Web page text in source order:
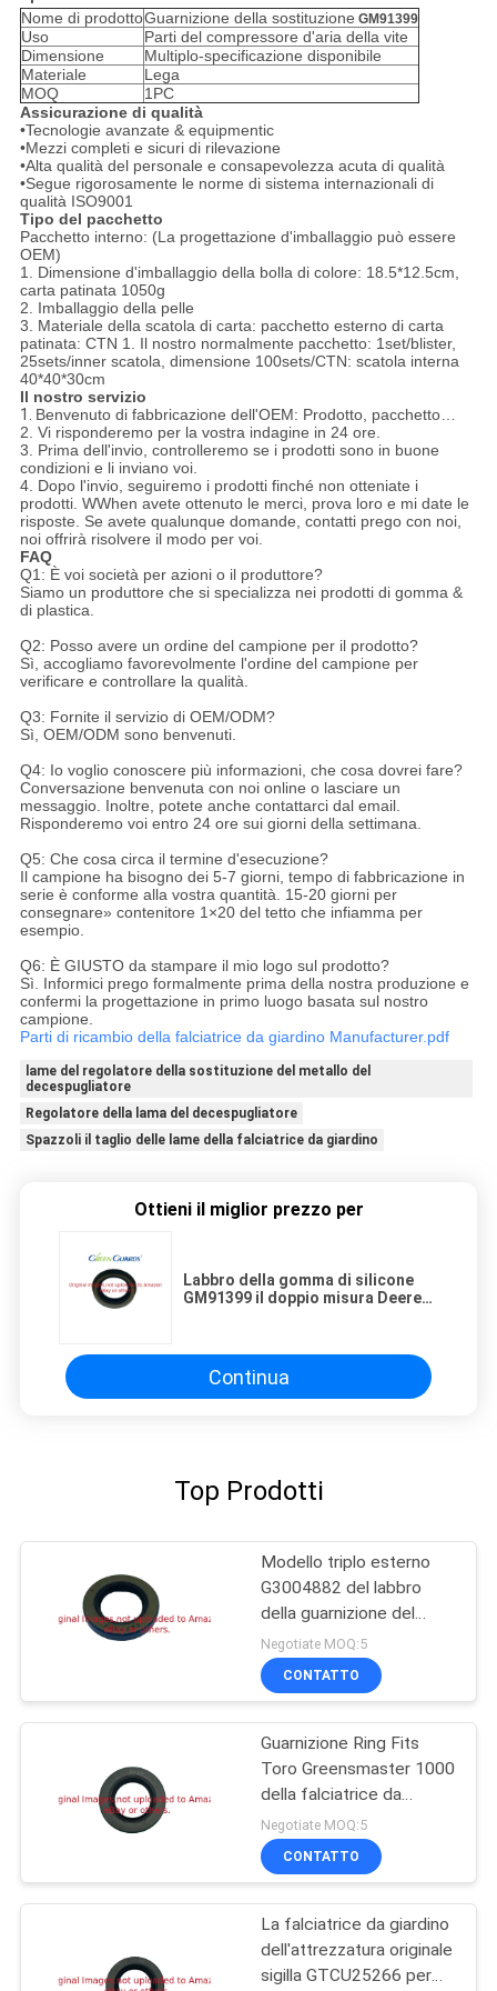
Nome di prodottoGuarnizione della sostituzione GM91399
Uso
Parti del compressore d'aria della vite
Dimensione
Multiplo-specificazione disponibile
Materiale
Lega
MOQ
1PC
Assicurazione di qualità
•Tecnologie avanzate & equipmentic
•Mezzi completi e sicuri di rilevazione
•Alta qualità del personale e consapevolezza acuta di qualità
•Segue rigorosamente le norme di sistema internazionali di
qualità ISO9001
Tipo del pacchetto
Pacchetto interno: (La progettazione d'imballaggio può essere
OEM)
1. Dimensione d'imballaggio della bolla di colore: 18.5*12.5cm,
carta patinata 1050g
2. Imballaggio della pelle
3. Materiale della scatola di carta: pacchetto esterno di carta
patinata: CTN 1. Il nostro normalmente pacchetto: 1set/blister,
25sets/inner scatola, dimensione 100sets/CTN: scatola interna
40*40*30cm
Il nostro servizio
1. Benvenuto di fabbricazione dell'OEM: Prodotto, pacchetto…
2. Vi risponderemo per la vostra indagine in 24 ore.
3. Prima dell'invio, controlleremo se i prodotti sono in buone
condizioni e li inviano voi.
4. Dopo l'invio, seguiremo i prodotti finché non otteniate i
prodotti. WWhen avete ottenuto le merci, prova loro e mi date le
risposte. Se avete qualunque domande, contatti prego con noi,
noi offrirà risolvere il modo per voi.
FAQ
Q1: È voi società per azioni o il produttore?
Siamo un produttore che si specializza nei prodotti di gomma &
di plastica.
Q2: Posso avere un ordine del campione per il prodotto?
Sì, accogliamo favorevolmente l'ordine del campione per
verificare e controllare la qualità.
Q3: Fornite il servizio di OEM/ODM?
Sì, OEM/ODM sono benvenuti.
Q4: Io voglio conoscere più informazioni, che cosa dovrei fare?
Conversazione benvenuta con noi online o lasciare un
messaggio. Inoltre, potete anche contattarci dal email.
Risponderemo voi entro 24 ore sui giorni della settimana.
Q5: Che cosa circa il termine d'esecuzione?
Il campione ha bisogno dei 5-7 giorni, tempo di fabbricazione in
serie è conforme alla vostra quantità. 15-20 giorni per
consegnare» contenitore 1×20 del tetto che infiamma per
esempio.
Q6: È GIUSTO da stampare il mio logo sul prodotto?
Sì. Informici prego formalmente prima della nostra produzione e
confermi la progettazione in primo luogo basata sul nostro
campione.
Parti di ricambio della falciatrice da giardino Manufacturer.pdf
lame del regolatore della sostituzione del metallo del
decespugliatore
Regolatore della lama del decespugliatore
Spazzoli il taglio delle lame della falciatrice da giardino
Ottieni il miglior prezzo per
Labbro della gomma di silicone
GM91399 il doppio misura Deere
Continua
Top Prodotti
Modello triplo esterno
G3004882 del labbro
della guarnizione del
grasso del rullo del
falciatore per il
macchinario del prato
Negotiate MOQ:5
CONTATTO
Guarnizione Ring Fits
Toro Greensmaster 1000
della falciatrice da
giardino G253-163
Negotiate MOQ:5
CONTATTO
La falciatrice da giardino
dell'attrezzatura originale
sigilla GTCU25266 per